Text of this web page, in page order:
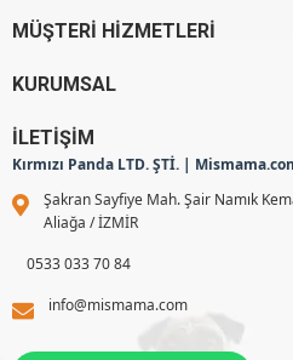
MÜŞTERİ HİZMETLERİ
KURUMSAL
İLETİŞİM
Kırmızı Panda LTD. ŞTİ. |
Şakran Sayfiye Mah. Şair Namık
Aliağa / İZMİR
0533 033 70 84
info@mismama.com